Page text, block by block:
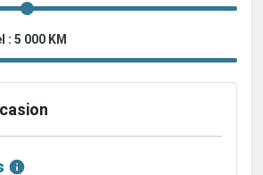
: 5 000 KM